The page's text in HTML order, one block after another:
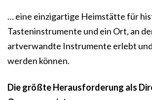
… eine einzigartige Heimstätte für
Tasteninstrumente und ein Ort, an
artverwandte Instrumente erlebt
werden können.
Die größte Herausforderung als